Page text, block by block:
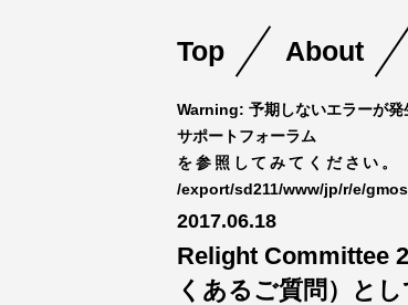
Skip
content
Top About
Warning: 予期しないエラーが
サポートフォーラム
を参照してみてください。
/export/sd211/www/jp/r/e/
2017.06.18
Relight Committee
くあるご質問）と